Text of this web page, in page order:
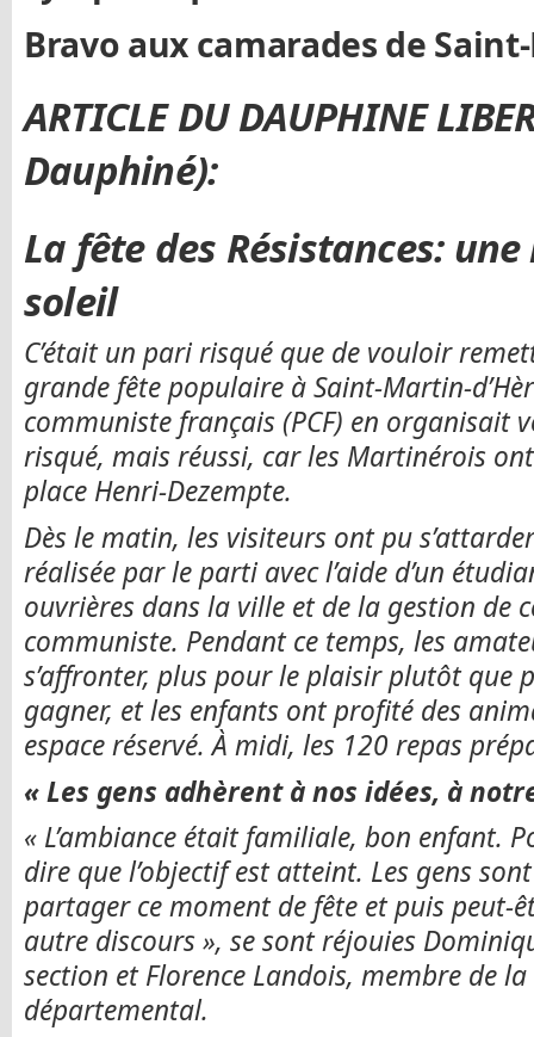
Bravo aux camarades de
ARTICLE DU DAUPHINE
Dauphiné):
La fête des Résistances:
soleil
C’était un pari risqué que de vouloir
grande fête populaire à Saint-Martin-
communiste français (PCF) en organisait
risqué, mais réussi, car les Martinérois
place Henri-Dezempte.
Dès le matin, les visiteurs ont pu
réalisée par le parti avec l’aide d’un
ouvrières dans la ville et de la gestion de
communiste. Pendant ce temps, les
s’affronter, plus pour le plaisir plutôt que
gagner, et les enfants ont profité des
espace réservé. À midi, les 120 repas
« Les gens adhèrent à nos idées, à
« L’ambiance était familiale, bon enfant.
dire que l’objectif est atteint. Les gens
partager ce moment de fête et puis peut-
autre discours », se sont réjouies
section et Florence Landois, membre de
départemental.